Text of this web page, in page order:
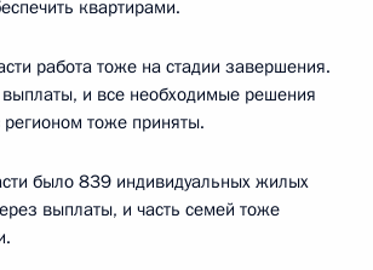
квартирами.
работа тоже на стадии завершения.
и все необходимые решения
тоже приняты.
было 839 индивидуальных жилых
выплаты, и часть семей тоже